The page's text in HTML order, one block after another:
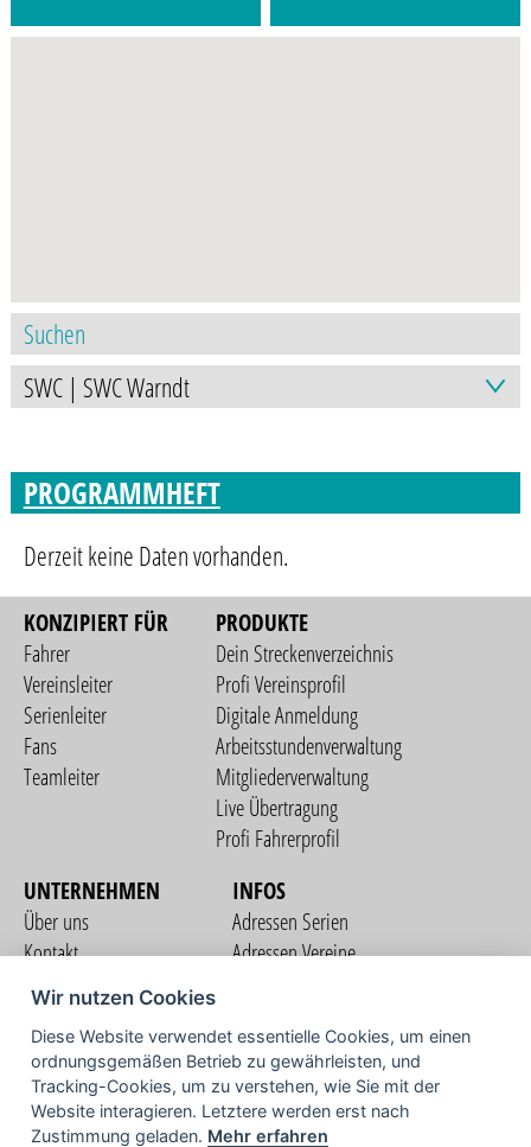
PROGRAMMHEFT
Derzeit keine Daten vorhanden.
KONZIPIERT FÜR
Fahrer
Vereinsleiter
Serienleiter
Fans
Teamleiter
PRODUKTE
Dein Streckenverzeichnis
Profi Vereinsprofil
Digitale Anmeldung
Arbeitsstundenverwaltung
Mitgliederverwaltung
Live Übertragung
Profi Fahrerprofil
UNTERNEHMEN
Über uns
Kontakt
Nutzungsbedingungen
Datenschutzerklärung
Impressum
INFOS
Adressen Serien
Adressen Vereine
COMMUNITY
Wir nutzen Cookies
Diese Website verwendet essentielle Cookies, um einen
ordnungsgemäßen Betrieb zu gewährleisten, und
Tracking-Cookies, um zu verstehen, wie Sie mit der
Website interagieren. Letztere werden erst nach
Zustimmung geladen. Mehr erfahren